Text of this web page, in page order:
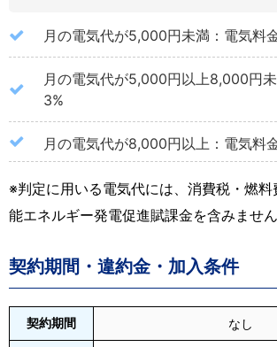
月の電気代が5,000円未満：電気料
月の電気代が5,000円以上8,000円
3%
月の電気代が8,000円以上：電気料
※判定に用いる電気代には、消費税・燃
能エネルギー発電促進賦課金を含みません
契約期間・違約金・加入条件
契約期間 なし